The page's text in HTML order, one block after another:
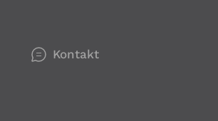
Kontakt